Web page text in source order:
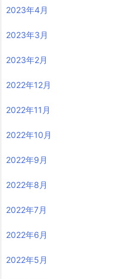
2023年4月
2023年3月
2023年2月
2022年12月
2022年11月
2022年10月
2022年9月
2022年8月
2022年7月
2022年6月
2022年5月